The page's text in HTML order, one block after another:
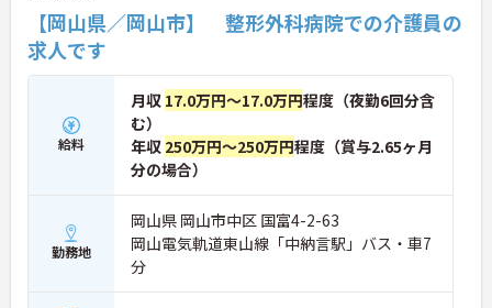
★おすすめPOINT★
【「看取り・難病ケアのプロ」として成長できる環
境が整っています】
・がん末期・神経難病の方に特化したホスピス型住
宅ならではの専門的なスキルを、日常業務の中で習
得することができます
・入社時は先輩スタッフの同行訪問からスタートす
るため、訪問介護未経験の方も安心して業務に慣れ
ることができます
・訪問診療医と24時間連携し、チームで看取りに取
り組む体制が整っているため、「看取りのプロ」と
して他施設では得られない経験を積むことができま
す
【頑張りがしっかり給与・評価に反映される職場で
【岡山県／岡山市】 整形外科病院での介護員の
求人です
給料
月収 17.0万円～17.0万円程度（夜勤6回分含
む）
年収 250万円～250万円程度（賞与2.65ヶ月
分の場合）
勤務地
岡山県 岡山市中区 国富4-2-63
岡山電気軌道東山線「中納言駅」バス・車7
分